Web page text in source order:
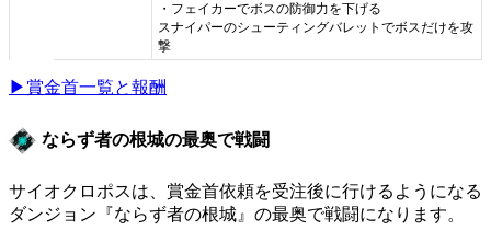
・フェイカーでボスの防御力を下げる
スナイパーのシューティングバレットでボスだけを攻
撃
▶賞金首一覧と報酬
ならず者の根城の最奥で戦闘
サイオクロポスは、賞金首依頼を受注後に行けるようになる
ダンジョン『ならず者の根城』の最奥で戦闘になります。